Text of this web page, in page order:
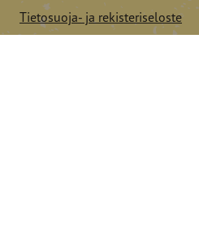
Tietosuoja- ja rekisteriseloste